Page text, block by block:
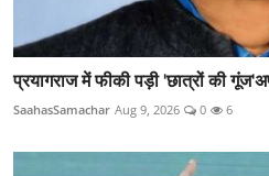
प्रयागराज में फीकी पड़ी 'छात्रों की
SaahasSamachar Aug 9, 2026 0 6